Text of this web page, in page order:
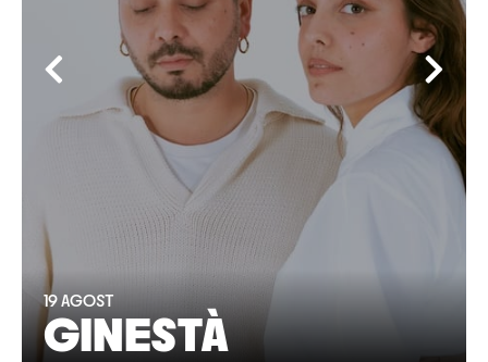
19AGOST
GINESTÀ